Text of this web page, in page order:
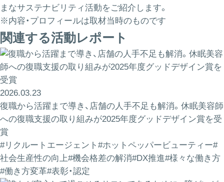
まなサステナビリティ活動をご紹介します。
※内容・プロフィールは取材当時のものです
関連する活動レポート
2026.03.23
復職から活躍まで導き、店舗の人手不足も解消。休眠美容師
への復職支援の取り組みが2025年度グッドデザイン賞を受
賞
#リクルートエージェント #ホットペッパービューティー#
社会生産性の向上#機会格差の解消#DX推進#様々な働き方
#働き方変革#表彰・認定